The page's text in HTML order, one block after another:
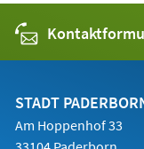
STADT
Am Hoppenhof 33